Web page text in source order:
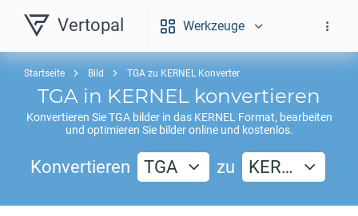
Vertopal Werkzeuge
Startseite Bild TGA zu KERNEL Konverter
TGA in KERNEL konvertieren
Konvertieren SieTGAbilder in das KERNEL Format, bearbeiten
und optimieren Sie bilder online und kostenlos.
Konvertieren TGA zu KER…